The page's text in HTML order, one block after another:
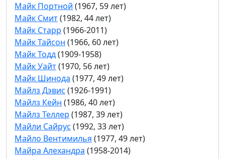
Майк Портной (1967, 59 лет)
Майк Смит(1982, 44 лет)
Майк Старр (1966-2011)
Майк Тайсон (1966, 60 лет)
Майк Тодд(1909-1958)
Майк Уайт(1970, 56 лет)
Майк Шинода (1977, 49 лет)
Майлз Дэвис (1926-1991)
Майлз Кейн (1986, 40 лет)
Майлз Теллер (1987, 39 лет)
Майли Сайрус (1992, 33 лет)
Майло Вентимилья (1977, 49 лет)
Майра Алехандра (1958-2014)